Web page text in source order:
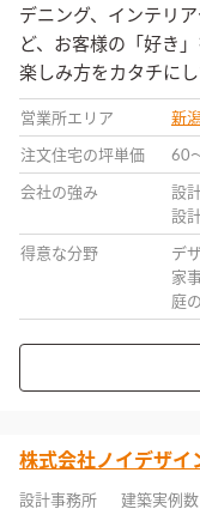
デニング、インテリ
ど、お客様の「好き
楽しみ方をカタチにし
営業所エリア 新
注文住宅の坪単価 60
会社の強み
設
設
得意な分野
デ
家
庭
株式会社ノイデザイ
設計事務所 建築実例数